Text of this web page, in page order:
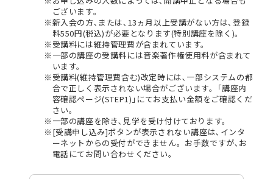
ございます。
新入会の方､または､13ヵ月以上受講がない方は､登録
料550円(税込)が必要となります(特別講座を除く)。
受講料には維持管理費が含まれています。
一部の講座の受講料には音楽著作権使用料が含まれて
います。
受講料(維持管理費含む)改定時には､一部システムの都
合で正しく表示されない場合がございます。｢講座内
容確認ページ(STEP1)｣にてお支払い金額をご確認くだ
さい。
一部の講座を除き､見学を受け付けております。
[受講申し込み]ボタンが表示されない講座は､インタ
ーネットからの受付ができません。お手数ですが､お
電話にてお問い合わせください。